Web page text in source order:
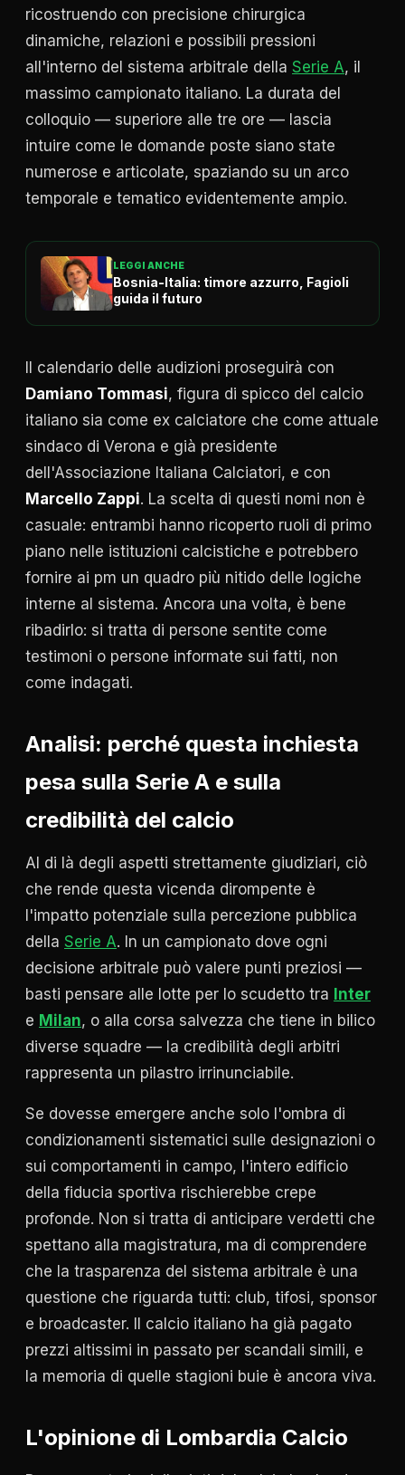
ricostruendo con precisione chirurgica
dinamiche, relazioni e possibili pressioni
all'interno del sistema arbitrale della Serie A, il
massimo campionato italiano. La durata del
colloquio — superiore alle tre ore — lascia
intuire come le domande poste siano state
numerose e articolate, spaziando su un arco
temporale e tematico evidentemente ampio.
LEGGI ANCHE
Bosnia-Italia: timore azzurro, Fagioli
guida il futuro
Il calendario delle audizioni proseguirà con
Damiano Tommasi, figura di spicco del calcio
italiano sia come ex calciatore che come attuale
sindaco di Verona e già presidente
dell'Associazione Italiana Calciatori, e con
Marcello Zappi. La scelta di questi nomi non è
casuale: entrambi hanno ricoperto ruoli di primo
piano nelle istituzioni calcistiche e potrebbero
fornire ai pm un quadro più nitido delle logiche
interne al sistema. Ancora una volta, è bene
ribadirlo: si tratta di persone sentite come
testimoni o persone informate sui fatti, non
come indagati.
Analisi: perché questa inchiesta
pesa sulla Serie A e sulla
credibilità del calcio
Al di là degli aspetti strettamente giudiziari, ciò
che rende questa vicenda dirompente è
l'impatto potenziale sulla percezione pubblica
della Serie A. In un campionato dove ogni
decisione arbitrale può valere punti preziosi —
basti pensare alle lotte per lo scudetto tra Inter
e Milan, o alla corsa salvezza che tiene in bilico
diverse squadre — la credibilità degli arbitri
rappresenta un pilastro irrinunciabile.
Se dovesse emergere anche solo l'ombra di
condizionamenti sistematici sulle designazioni o
sui comportamenti in campo, l'intero edificio
della fiducia sportiva rischierebbe crepe
profonde. Non si tratta di anticipare verdetti che
spettano alla magistratura, ma di comprendere
che la trasparenza del sistema arbitrale è una
questione che riguarda tutti: club, tifosi, sponsor
e broadcaster. Il calcio italiano ha già pagato
prezzi altissimi in passato per scandali simili, e
la memoria di quelle stagioni buie è ancora viva.
L'opinione di Lombardia Calcio